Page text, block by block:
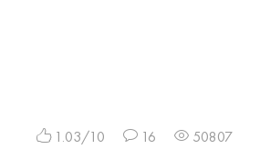
1.03/10 16 50807